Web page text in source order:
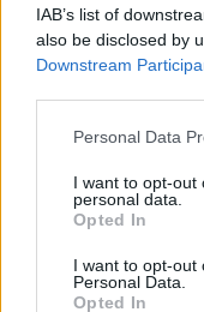
IAB’s list of
also be disclosed by
Downstream
Personal Data
I want to opt-out
personal data.
Opted In
I want to opt-out
Personal Data.
Opted In
Flaumiger
Leicht
Leicht
Leicht